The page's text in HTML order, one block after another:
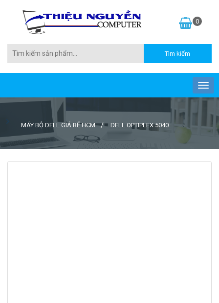
0
MÁY BỘ DELL GIÁ RẺ HCM DELL OPTIPLEX 5040